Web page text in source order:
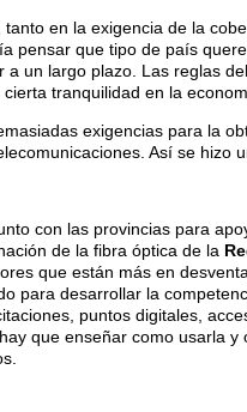
en la exigencia de la
pensar que tipo de país
un largo plazo. Las reglas
tranquilidad en la
exigencias para la
Así se hizo
con las provincias para
de la fibra óptica de la
que están más en
para desarrollar la
puntos digitales,
que enseñar como usarla